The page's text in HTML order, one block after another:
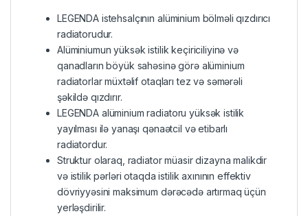
LEGENDA istehsalçının alüminium bölməli qızdırıcı
radiatorudur.
Alüminiumun yüksək istilik keçiriciliyinə və
qanadların böyük sahəsinə görə alüminium
radiatorlar müxtəlif otaqları tez və səmərəli
şəkildə qızdırır.
LEGENDA alüminium radiatoru yüksək istilik
yayılması ilə yanaşı qənaətcil və etibarlı
radiatordur.
Struktur olaraq, radiator müasir dizayna malikdir
və istilik pərləri otaqda istilik axınının effektiv
dövriyyəsini maksimum dərəcədə artırmaq üçün
yerləşdirilir.